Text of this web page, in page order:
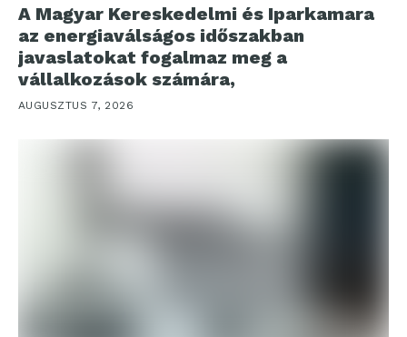
A Magyar Kereskedelmi és Iparkamara
az energiaválságos időszakban
javaslatokat fogalmaz meg a
vállalkozások számára,
AUGUSZTUS 7, 2026